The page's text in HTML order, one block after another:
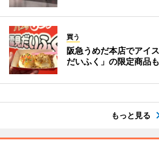
買う
阪急うめだ本店でアイ
だいふく」の限定商品も
もっと見る